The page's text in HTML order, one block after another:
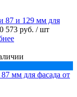
87 и 129 мм для
573 руб. / шт